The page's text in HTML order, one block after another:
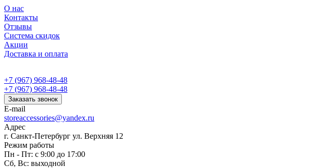
О нас
Контакты
Отзывы
Система скидок
Акции
Доставка и оплата
+7 (967) 968-48-48
+7 (967) 968-48-48
Заказать звонок
E-mail
storeaccessories@yandex.ru
Адрес
г. Санкт-Петербург ул. Верхняя 12
Режим работы
Пн - Пт: с 9:00 до 17:00
Сб, Вс: выходной